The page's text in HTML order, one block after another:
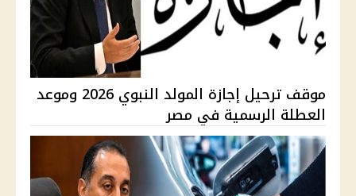
موقف ترحيل إجازة المولد النبوي 2026 وموعد
العطلة الرسمية في مصر